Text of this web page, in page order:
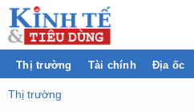
Thị trường Tài chính Địa ốc
Thị trường